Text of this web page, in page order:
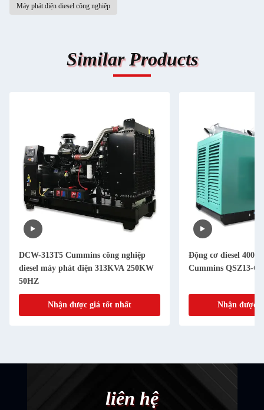
Máy phát điện diesel công nghiệp
Similar Products
DCW-313T5 Cummins công nghiệp
diesel máy phát điện 313KVA 250KW
50HZ
Nhận được giá tốt nhất
Động cơ diesel
Cummins QSZ13-
Nhận được
liên hệ